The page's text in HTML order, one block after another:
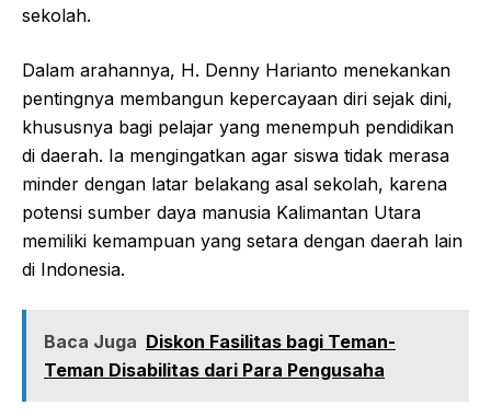
sekolah.
Dalam arahannya, H. Denny Harianto menekankan
pentingnya membangun kepercayaan diri sejak dini,
khususnya bagi pelajar yang menempuh pendidikan
di daerah. Ia mengingatkan agar siswa tidak merasa
minder dengan latar belakang asal sekolah, karena
potensi sumber daya manusia Kalimantan Utara
memiliki kemampuan yang setara dengan daerah lain
di Indonesia.
Baca Juga Diskon Fasilitas bagi Teman-
Teman Disabilitas dari Para Pengusaha